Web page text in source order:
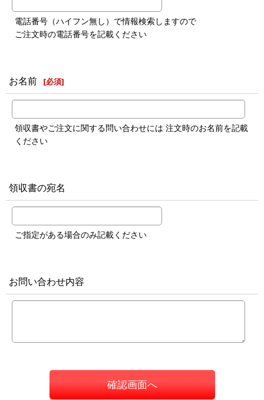
電話番号（ハイフン無し）で情報検索しますので
ご注文時の電話番号を記載ください
お名前 [必須]
領収書やご注文に関する問い合わせには 注文時のお名前を記載
ください
領収書の宛名
ご指定がある場合のみ記載ください
お問い合わせ内容
確認画面へ